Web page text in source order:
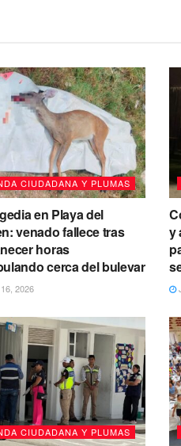
CIUDADANA Y PLUMAS
en Playa del
venado fallece tras
horas
cerca del bulevar
2026
y
CIUDADANA Y PLUMAS